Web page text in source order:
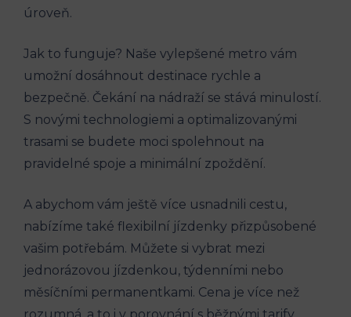
úroveň.
Jak to funguje? Naše‍ vylepšené metro vám‍
umožní dosáhnout destinace​ rychle a
bezpečně. Čekání na nádraží se stává ​minulostí.
S novými ‍technologiemi a optimalizovanými
trasami se budete moci spolehnout​ na
⁢pravidelné spoje a minimální zpoždění.
A abychom vám ještě více⁤ usnadnili cestu,
nabízíme také ‍flexibilní jízdenky přizpůsobené
vašim potřebám. Můžete si vybrat⁣ mezi
jednorázovou⁢ jízdenkou, týdenními nebo
měsíčními permanentkami. Cena je více než